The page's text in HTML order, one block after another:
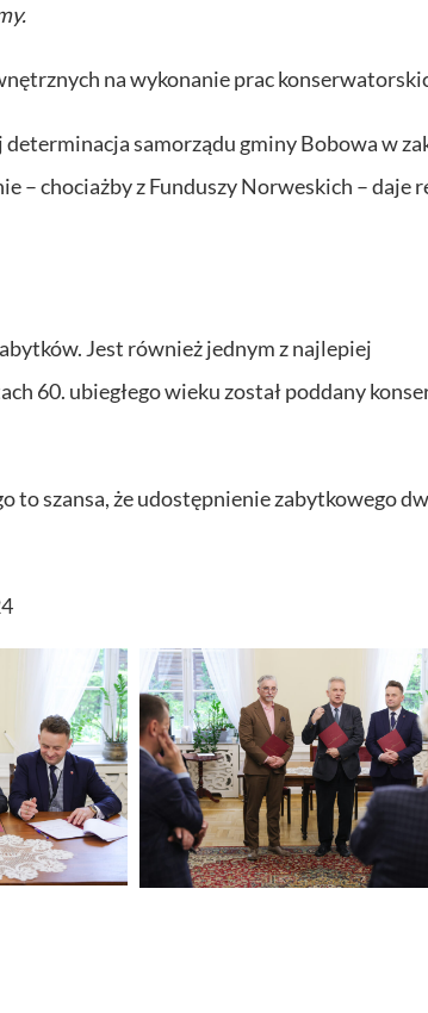
na wykonanie prac
samorządu gminy Bobowa w
– chociażby z Funduszy Norweskich – daje
Jest również jednym z najlepiej
60. ubiegłego wieku został poddany
szansa, że udostępnienie zabytkowego